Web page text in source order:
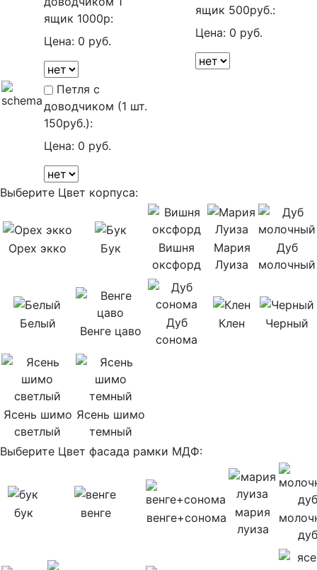
ящик 1000р:
Цена: 0 руб.
ящик 500руб.:
Цена: 0 руб.
Петля с
доводчиком (1 шт.
150руб.):
Цена: 0 руб.
Выберите Цвет корпуса:
Орех экко Бук
Вишня
оксфорд
Мария
Луиза
Дуб
молочный
Белый
Венге цаво
Дуб
сонома
Клен Черный
Ясень шимо
светлый
Ясень шимо
темный
Выберите Цвет фасада рамки МДФ:
бук венге венге+сонома
мария
луиза
дуб